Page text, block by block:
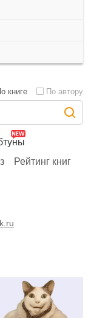
Рейтинг книг
книге По автору